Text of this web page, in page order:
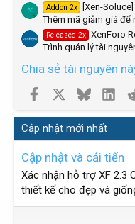
Addon 2x
[Xen-
Thêm mã giảm giá để
Released 2x XenForo
Trình quản lý tài
Chia sẻ tài nguyên
Facebook Bluesky
Cập nhật mới nhất
Cập nhật và cải tiến
Xác nhận hỗ trợ XF 2.3
thiết kế cho đẹp và